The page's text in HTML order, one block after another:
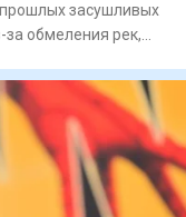
засушливых
за обмеления рек,